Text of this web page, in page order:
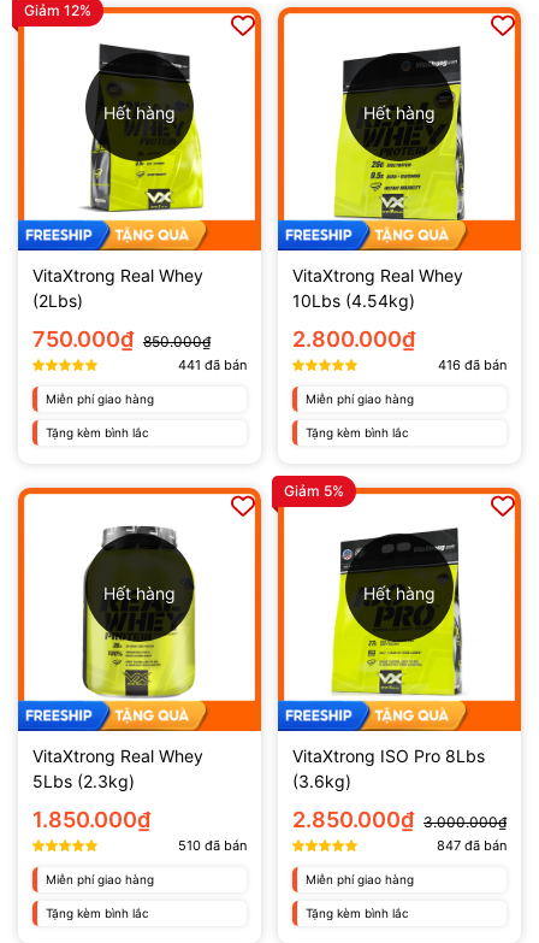
Hết hàng
Giảm 12%
VitaXtrong Real Whey
(2Lbs)
750.000₫ 850.000₫
441 đã bán
Miễn phí giao hàng
Tặng kèm bình lắc
Hết hàng
VitaXtrong Real Whey
10Lbs (4.54kg)
2.800.000₫
416 đã bán
Miễn phí giao hàng
Tặng kèm bình lắc
Hết hàng
VitaXtrong Real Whey
5Lbs (2.3kg)
1.850.000₫
510 đã bán
Miễn phí giao hàng
Tặng kèm bình lắc
Hết hàng
Giảm 5%
VitaXtrong ISO Pro 8Lbs
(3.6kg)
2.850.000₫ 3.000.000₫
847 đã bán
Miễn phí giao hàng
Tặng kèm bình lắc